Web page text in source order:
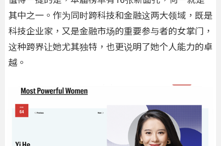
其中之一。作为同时跨科技和金融这两大领域，既是
科技企业家，又是金融市场的重要参与者的女掌门，
这种跨界让她尤其独特，也更说明了她个人能力的卓
越。